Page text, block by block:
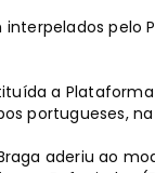
pelo
a
portugueses,
aderiu ao